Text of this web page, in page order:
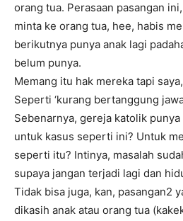
orang tua. Perasaan pasangan
minta ke orang tua, hee, habis
berikutnya punya anak lagi
belum punya.
Memang itu hak mereka tapi
Seperti ‘kurang bertanggung
Sebenarnya, gereja katolik
untuk kasus seperti ini? Untuk
seperti itu? Intinya, masalah
supaya jangan terjadi lagi dan
Tidak bisa juga, kan, pasangan2
dikasih anak atau orang tua